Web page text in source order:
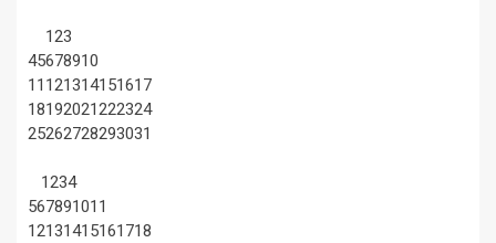
123
45678910
11 121314151617
18192021222324
25262728293031
1234
567891011
12131415161718